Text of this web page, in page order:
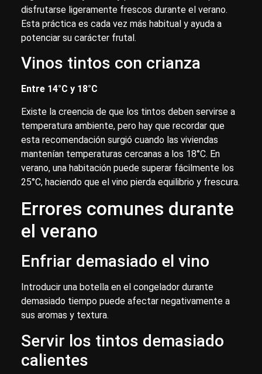
disfrutarse ligeramente frescos durante el verano.
Esta práctica es cada vez más habitual y ayuda a
potenciar su carácter frutal.
Vinos tintos con crianza
Entre 14°C y 18°C
Existe la creencia de que los tintos deben servirse a
temperatura ambiente, pero hay que recordar que
esta recomendación surgió cuando las viviendas
mantenían temperaturas cercanas a los 18°C. En
verano, una habitación puede superar fácilmente los
25°C, haciendo que el vino pierda equilibrio y frescura.
Errores comunes durante
el verano
Enfriar demasiado el vino
Introducir una botella en el congelador durante
demasiado tiempo puede afectar negativamente a
sus aromas y textura.
Servir los tintos demasiado
calientes